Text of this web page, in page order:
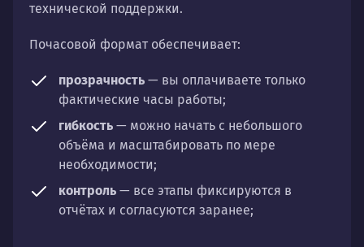
технической поддержки.
Почасовой формат обеспечивает:
прозрачность — вы оплачиваете только
фактические часы работы;
гибкость — можно начать с небольшого
объёма и масштабировать по мере
необходимости;
контроль — все этапы фиксируются в
отчётах и согласуются заранее;